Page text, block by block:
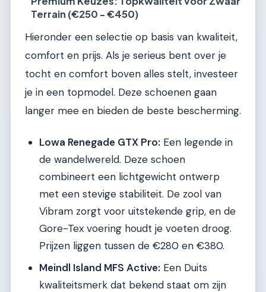
Terrain (€250 - €450)
Hieronder een selectie op basis van kwaliteit,
comfort en prijs. Als je serieus bent over je
tocht en comfort boven alles stelt, investeer
je in een topmodel. Deze schoenen gaan
langer mee en bieden de beste bescherming.
Lowa Renegade GTX Pro: Een legende in
de wandelwereld. Deze schoen
combineert een lichtgewicht ontwerp
met een stevige stabiliteit. De zool van
Vibram zorgt voor uitstekende grip, en de
Gore-Tex voering houdt je voeten droog.
Prijzen liggen tussen de €280 en €380.
Meindl Island MFS Active: Een Duits
kwaliteitsmerk dat bekend staat om zijn